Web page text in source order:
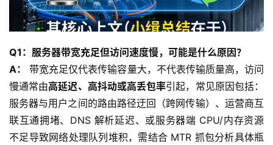
于
们
Q1：服务器带宽充足但访问速度慢，可能是什么原因？
A：
带宽充足仅代表传输容量大，不代表传输质量高，访问
慢通常由高延迟、高抖动或高丢包率引起，常见原因包括：
服务器与用户之间的路由路径迂回（跨网传输）、运营商互
联互通拥堵、DNS 解析延迟、或服务器端 CPU/内存资源
不足导致网络处理队列堆积，需结合 MTR 抓包分析具体瓶